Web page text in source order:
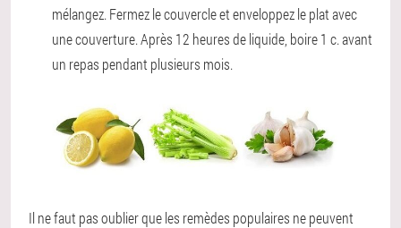
mélangez. Fermez le couvercle et enveloppez le plat avec
une couverture. Après 12 heures de liquide, boire 1 c. avant
un repas pendant plusieurs mois.
Il ne faut pas oublier que les remèdes populaires ne peuvent